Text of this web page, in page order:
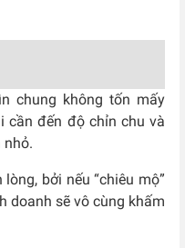
chung không tốn mấy
cần đến độ chỉn chu và
nhỏ.
bởi nếu “chiêu mộ”
doanh sẽ vô cùng khấm